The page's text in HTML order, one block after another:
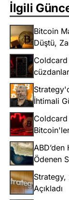
İlgili
Bitcoin
Düştü,
Coldcard
İhtimali
Coldcard
Ödenen
Açıkladı